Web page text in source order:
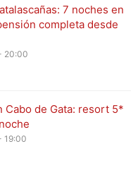
7 noches en
completa desde
20:00
Cabo de Gata: resort 5*
19:00